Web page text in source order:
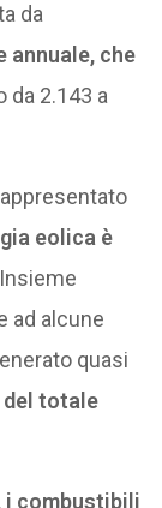
da
annuale, che
da 2.143 a
eolica è
ad alcune
quasi
del totale
i combustibili